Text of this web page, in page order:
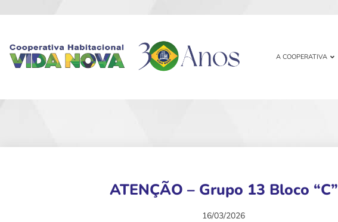
A COOPERATIVA
ATENÇÃO – Grupo 13 Bloco “C”
16/03/2026